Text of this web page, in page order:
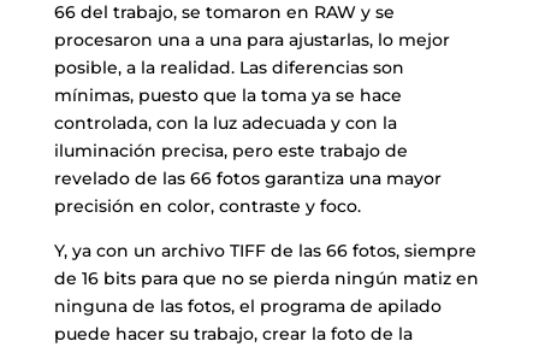
66 del trabajo, se tomaron en RAW y se
procesaron una a una para ajustarlas, lo mejor
posible, a la realidad. Las diferencias son
mínimas, puesto que la toma ya se hace
controlada, con la luz adecuada y con la
iluminación precisa, pero este trabajo de
revelado de las 66 fotos garantiza una mayor
precisión en color, contraste y foco.
Y, ya con un archivo TIFF de las 66 fotos, siempre
de 16 bits para que no se pierda ningún matiz en
ninguna de las fotos, el programa de apilado
puede hacer su trabajo, crear la foto de la